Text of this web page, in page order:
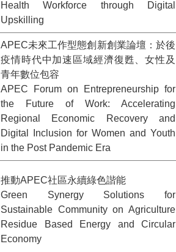
Health Workforce through Digital
Upskilling
APEC未來工作型態創新創業論壇：於後
疫情時代中加速區域經濟復甦、女性及
青年數位包容
APEC Forum on Entrepreneurship for
the Future of Work: Accelerating
Regional Economic Recovery and
Digital Inclusion for Women and Youth
in the Post Pandemic Era
推動APEC社區永續綠色諧能
Green Synergy Solutions for
Sustainable Community on Agriculture
Residue Based Energy and Circular
Economy